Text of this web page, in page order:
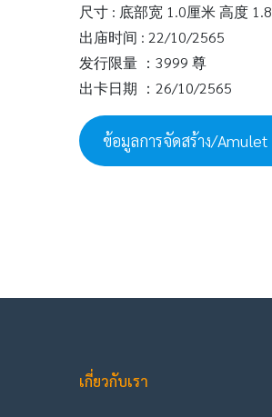
尺寸 : 底部宽 1.0厘米 高度
出庙时间 : 22/10/2565
发行限量 ：3999 尊
出卡日期 ：26/10/2565
ข้อมูลการจัดสร้าง/
เกี่ยวกับเรา